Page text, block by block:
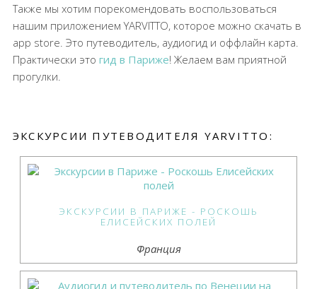
Также мы хотим порекомендовать воспользоваться
нашим приложением YARVITTO, которое можно скачать в
app store. Это путеводитель, аудиогид и оффлайн карта.
Практически это гид в Париже! Желаем вам приятной
прогулки.
ЭКСКУРСИИ ПУТЕВОДИТЕЛЯ YARVITTO:
ЭКСКУРСИИ В ПАРИЖЕ - РОСКОШЬ
ЕЛИСЕЙСКИХ ПОЛЕЙ
Франция